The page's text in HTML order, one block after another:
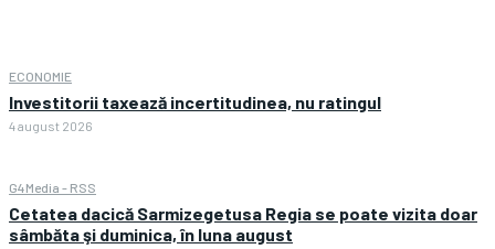
ECONOMIE
Investitorii taxează incertitudinea, nu ratingul
4 august 2026
G4Media - RSS
Cetatea dacică Sarmizegetusa Regia se poate vizita doar
sâmbăta şi duminica, în luna august